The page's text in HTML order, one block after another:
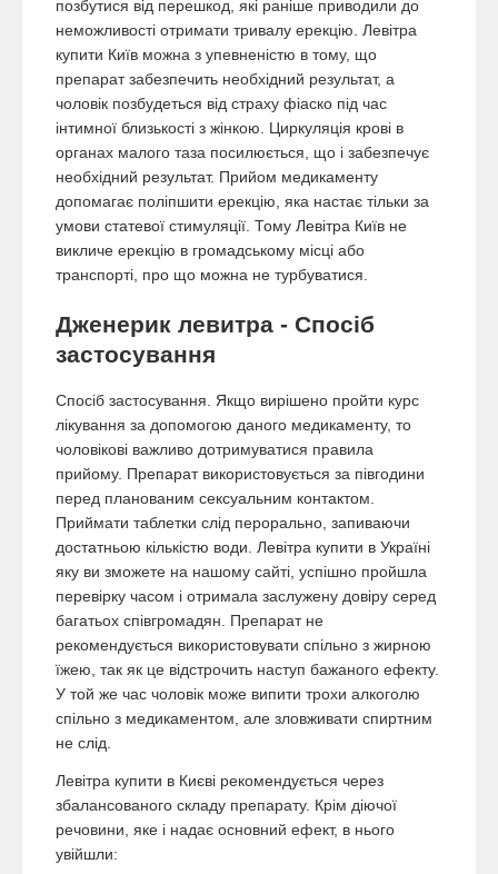
позбутися від перешкод, які раніше приводили до
неможливості отримати тривалу ерекцію. Левітра
купити Київ можна з упевненістю в тому, що
препарат забезпечить необхідний результат, а
чоловік позбудеться від страху фіаско під час
інтимної близькості з жінкою. Циркуляція крові в
органах малого таза посилюється, що і забезпечує
необхідний результат. Прийом медикаменту
допомагає поліпшити ерекцію, яка настає тільки за
умови статевої стимуляції. Тому Левітра Київ не
викличе ерекцію в громадському місці або
транспорті, про що можна не турбуватися.
Дженерик левитра - Спосіб
застосування
Спосіб застосування. Якщо вирішено пройти курс
лікування за допомогою даного медикаменту, то
чоловікові важливо дотримуватися правила
прийому. Препарат використовується за півгодини
перед планованим сексуальним контактом.
Приймати таблетки слід перорально, запиваючи
достатньою кількістю води. Левітра купити в Україні
яку ви зможете на нашому сайті, успішно пройшла
перевірку часом і отримала заслужену довіру серед
багатьох співгромадян. Препарат не
рекомендується використовувати спільно з жирною
їжею, так як це відстрочить наступ бажаного ефекту.
У той же час чоловік може випити трохи алкоголю
спільно з медикаментом, але зловживати спиртним
не слід.
Левітра купити в Києві рекомендується через
збалансованого складу препарату. Крім діючої
речовини, яке і надає основний ефект, в нього
увійшли: